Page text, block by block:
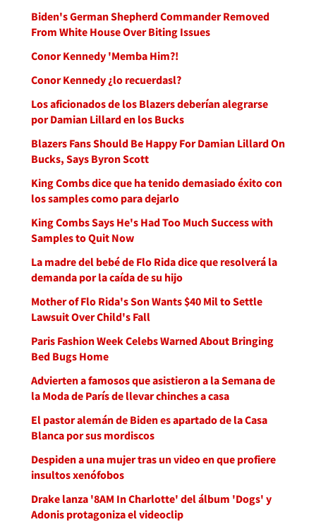
Biden's German Shepherd Commander Removed
From White House Over Biting Issues
Conor Kennedy 'Memba Him?!
Conor Kennedy ¿lo recuerdasl?
Los aficionados de los Blazers deberían alegrarse
por Damian Lillard en los Bucks
Blazers Fans Should Be Happy For Damian Lillard On
Bucks, Says Byron Scott
King Combs dice que ha tenido demasiado éxito con
los samples como para dejarlo
King Combs Says He's Had Too Much Success with
Samples to Quit Now
La madre del bebé de Flo Rida dice que resolverá la
demanda por la caída de su hijo
Mother of Flo Rida's Son Wants $40 Mil to Settle
Lawsuit Over Child's Fall
Paris Fashion Week Celebs Warned About Bringing
Bed Bugs Home
Advierten a famosos que asistieron a la Semana de
la Moda de París de llevar chinches a casa
El pastor alemán de Biden es apartado de la Casa
Blanca por sus mordiscos
Despiden a una mujer tras un video en que profiere
insultos xenófobos
Drake lanza '8AM In Charlotte' del álbum 'Dogs' y
Adonis protagoniza el videoclip